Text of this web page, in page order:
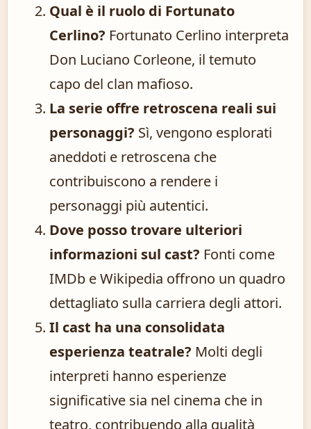
Qual è il ruolo di Fortunato
Cerlino? Fortunato Cerlino interpreta
Don Luciano Corleone, il temuto
capo del clan mafioso.
La serie offre retroscena reali sui
personaggi? Sì, vengono esplorati
aneddoti e retroscena che
contribuiscono a rendere i
personaggi più autentici.
Dove posso trovare ulteriori
informazioni sul cast? Fonti come
IMDb e Wikipedia offrono un quadro
dettagliato sulla carriera degli attori.
Il cast ha una consolidata
esperienza teatrale? Molti degli
interpreti hanno esperienze
significative sia nel cinema che in
teatro, contribuendo alla qualità